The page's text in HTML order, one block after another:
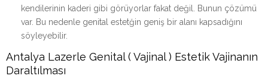
kendilerinin kaderi gibi görüyorlar fakat değil. Bunun çözümü
var. Bu nedenle genital estetğin geniş bir alanı kapsadığını
söyleyebilir.
Antalya Lazerle Genital ( Vajinal ) Estetik Vajinanın
Daraltılması